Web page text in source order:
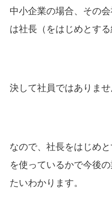
中小企業の場合、その
は社長（をはじめとする
決して社員ではありませ
なので、社長をはじめ
を使っているかで今後
たいわかります。